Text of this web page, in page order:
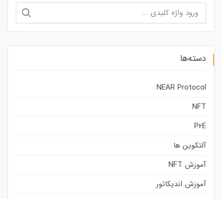
برای:
دسته‌ها
NEAR Protocol
NFT
P2E
آلتکوین ها
آموزش NFT
آموزش اندیکاتور